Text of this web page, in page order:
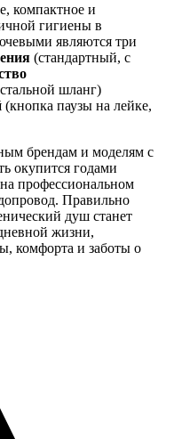
компактное и
гигиены в
являются три
(стандартный, с
шланг)
(кнопка паузы на лейке,
брендам и моделям с
окупится годами
профессиональном
Правильно
душ станет
жизни,
комфорта и заботы о